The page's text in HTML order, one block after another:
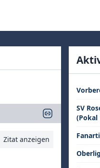
Zitat anzeigen
SV
(Pokal